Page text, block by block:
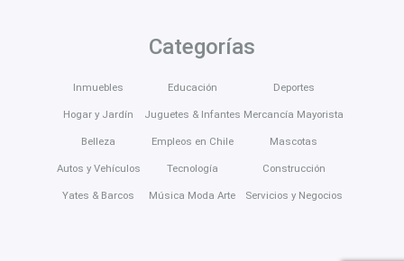
Categorías
Inmuebles
Hogar y Jardín
Belleza
Autos y Vehículos
Yates & Barcos
Educación
Juguetes & Infantes
Empleos en Chile
Tecnología
Música Moda Arte
Deportes
Mercancía Mayorista
Mascotas
Construcción
Servicios y Negocios